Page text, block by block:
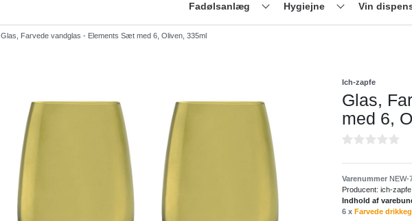
Fadølsanlæg Hygiejne Vin
Glas, Farvede vandglas - Elements Sæt med 6, Oliven, 335ml
Ich-zapfe
Glas,
med 6,
Varenummer NEW-
Producent: ich-zapfe
Indhold af
6 x Farvede